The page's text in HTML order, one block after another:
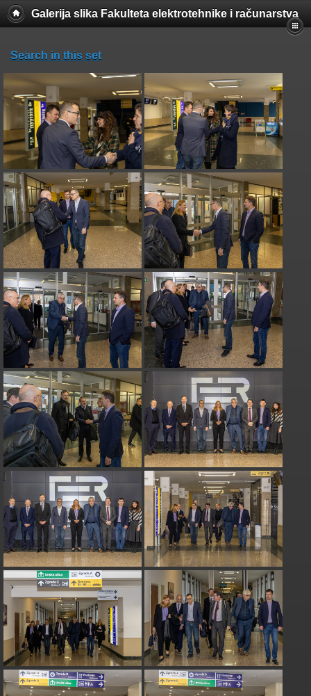
Galerija slika Fakulteta elektrotehnike i računarstva
Search in this set